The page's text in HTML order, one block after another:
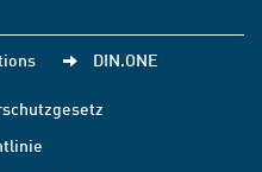
DIN.ONE